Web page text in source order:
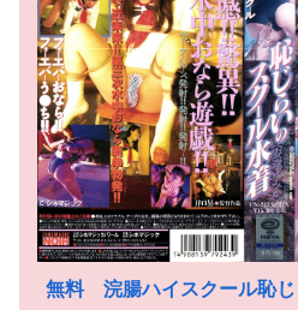
無料 浣腸ハイスクール恥じ